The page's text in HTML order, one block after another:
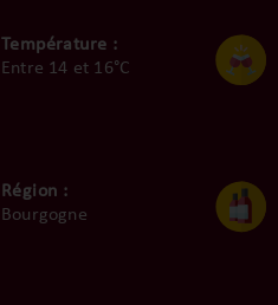
Température :
Entre 14 et 16°C
Région :
Bourgogne